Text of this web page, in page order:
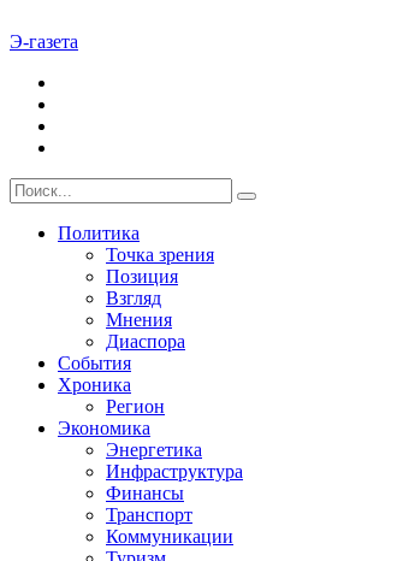
Э-газета
Политика
Точка зрения
Позиция
Взгляд
Мнения
Диаспора
События
Хроника
Регион
Экономика
Энергетика
Инфраструктура
Финансы
Транспорт
Коммуникации